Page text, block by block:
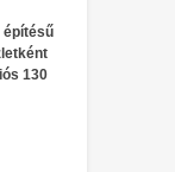
építésű
130